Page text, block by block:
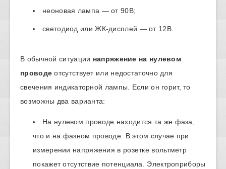
неоновая лампа — от 90В;
светодиод или ЖК-дисплей — от 12В.
В обычной ситуации напряжение на нулевом
проводе отсутствует или недостаточно для
свечения индикаторной лампы. Если он горит, то
возможны два варианта:
На нулевом проводе находится та же фаза,
что и на фазном проводе. В этом случае при
измерении напряжения в розетке вольтметр
покажет отсутствие потенциала. Электроприборы